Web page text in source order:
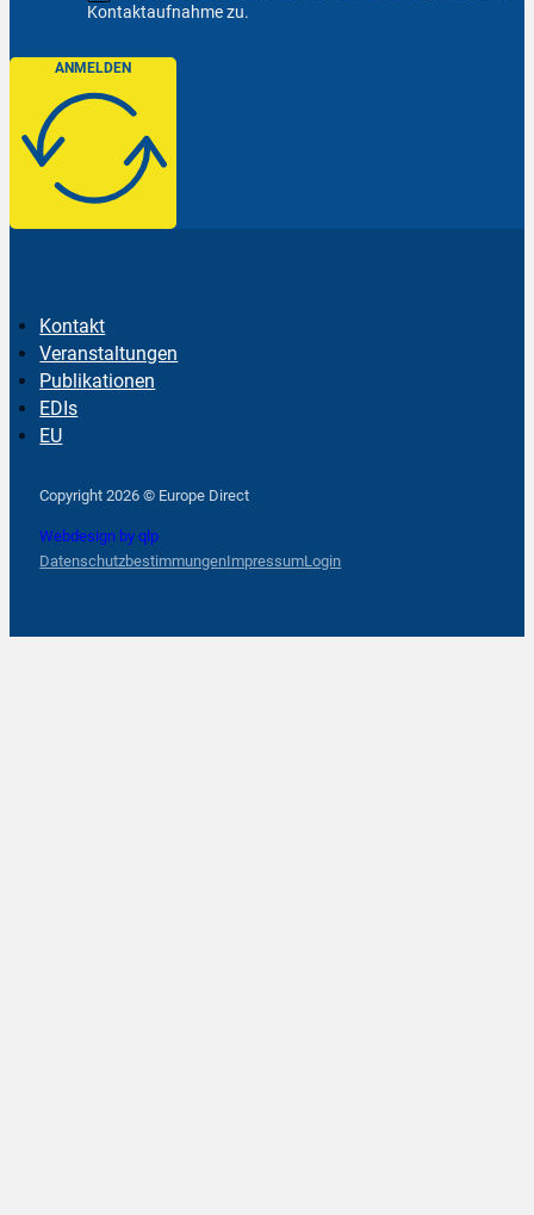
Kontaktaufnahme zu.
ANMELDEN
Kontakt
Veranstaltungen
Publikationen
EDIs
EU
Copyright 2026 © Europe Direct
Webdesign by qlp
DatenschutzbestimmungenImpressumLogin